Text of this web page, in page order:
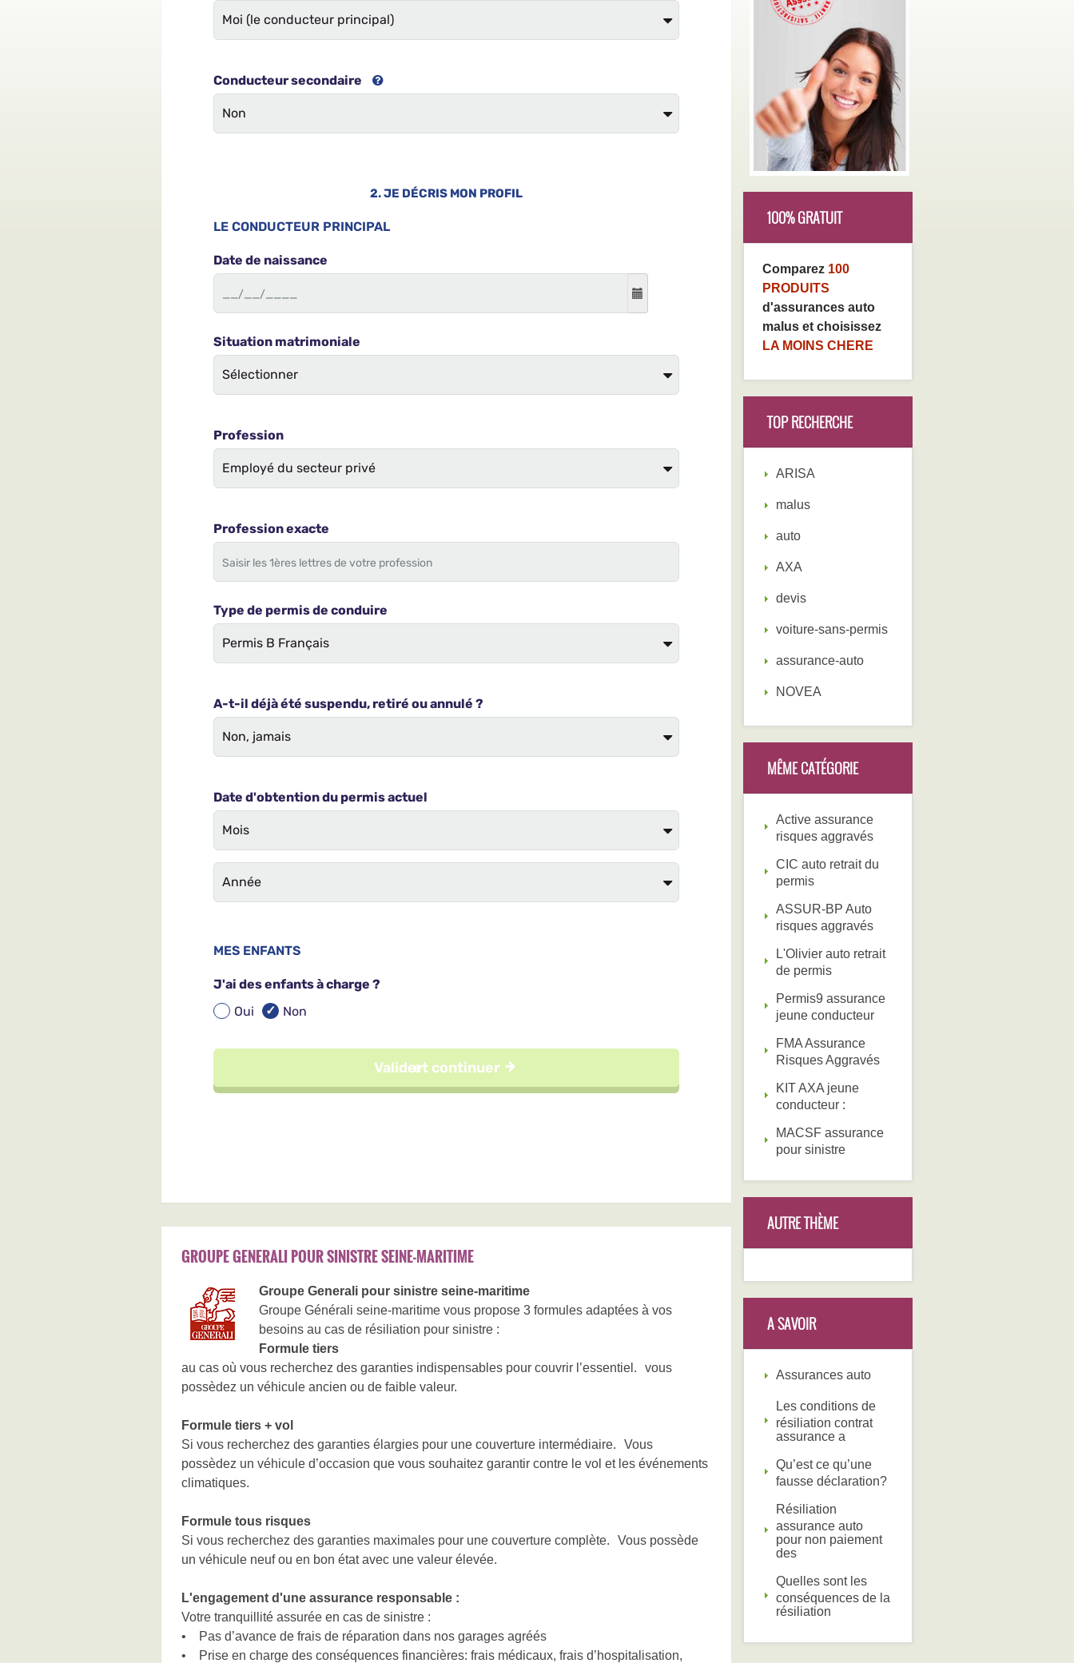
GROUPE GENERALI POUR SINISTRE SEINE-MARITIME
Groupe Generali pour sinistre seine-maritime
Groupe Générali seine-maritime vous propose 3 formules adaptées à vos
besoins au cas de résiliation pour sinistre :
Formule tiers
au cas où vous recherchez des garanties indispensables pour couvrir l’essentiel. vous
possèdez un véhicule ancien ou de faible valeur.
Formule tiers + vol
Si vous recherchez des garanties élargies pour une couverture intermédiaire. Vous
possèdez un véhicule d’occasion que vous souhaitez garantir contre le vol et les événements
climatiques.
Formule tous risques
Si vous recherchez des garanties maximales pour une couverture complète. Vous possède
un véhicule neuf ou en bon état avec une valeur élevée.
L'engagement d'une assurance responsable :
Votre tranquillité assurée en cas de sinistre :
• Pas d’avance de frais de réparation dans nos garages agréés
• Prise en charge des conséquences financières: frais médicaux, frais d’hospitalisation,
100% GRATUIT
Comparez 100
PRODUITS
d'assurances auto
malus et choisissez
LA MOINS CHERE
TOP RECHERCHE
ARISA
malus
auto
AXA
devis
voiture-sans-permis
assurance-auto
NOVEA
MÊME CATÉGORIE
Active assurance
risques aggravés
CIC auto retrait du
permis
ASSUR-BP Auto
risques aggravés
L'Olivier auto retrait
de permis
Permis9 assurance
jeune conducteur
FMA Assurance
Risques Aggravés
KIT AXA jeune
conducteur :
MACSF assurance
pour sinistre
AUTRE THÈME
A SAVOIR
Assurances auto
Les conditions de
résiliation contrat
assurance a
Qu’est ce qu’une
fausse déclaration?
Résiliation
assurance auto
pour non paiement
des
Quelles sont les
conséquences de la
résiliation